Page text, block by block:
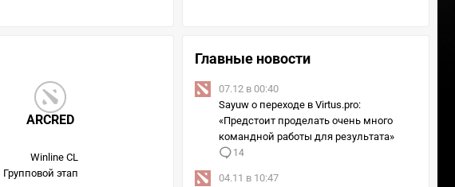
ARCRED
Winline CL
Групповой этап
Главные новости
07.12 в 00:40
Sayuw о переходе в Virtus.pro:
«Предстоит проделать очень много
командной работы для результата»
14
04.11 в 10:47